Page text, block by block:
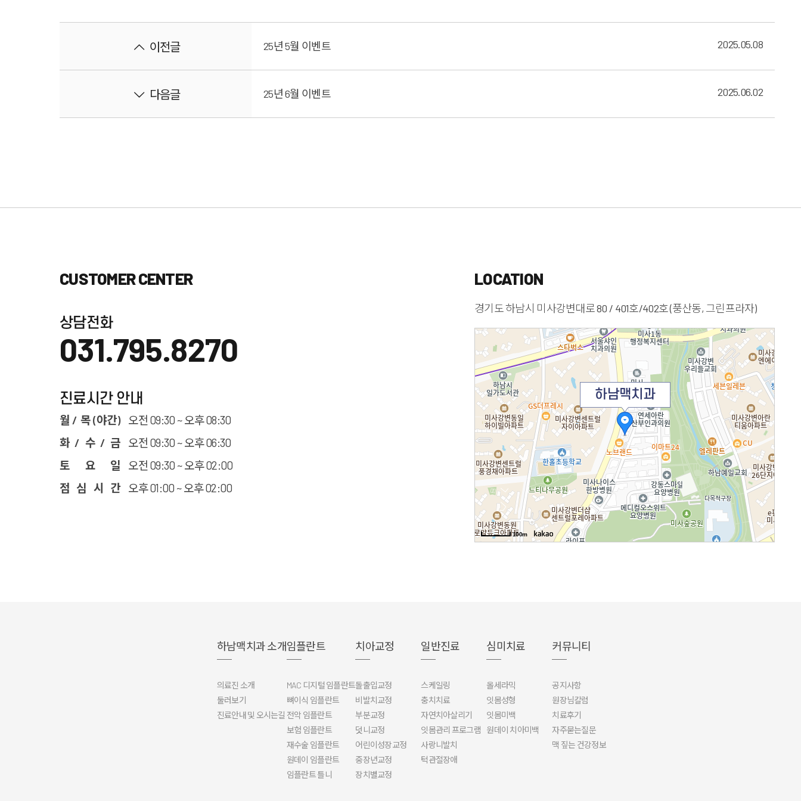
이전글 25년 5월 이벤트 2025.05.08
다음글 25년 6월 이벤트 2025.06.02
CUSTOMER CENTER
상담전화
031.795.8270
진료시간 안내
월 / 목 (야간)
오전 09:30 ~ 오후 08:30
화 / 수 / 금
오전 09:30 ~ 오후 06:30
토 요 일
오전 09:30 ~ 오후 02:00
점 심 시 간
오후 01:00 ~ 오후 02:00
LOCATION
경기도 하남시 미사강변대로 80 / 401호/402호 (풍산동, 그린프라자)
하남맥치과
100m
하남맥치과 소개
의료진 소개
둘러보기
진료안내 및 오시는길
임플란트
MAC 디지털 임플란트
뼈이식 임플란트
전악 임플란트
보험 임플란트
재수술 임플란트
원데이 임플란트
임플란트 틀니
치아교정
돌출입교정
비발치교정
부분교정
덧니교정
어린이성장교정
중장년교정
장치별교정
일반진료
스케일링
충치치료
자연치아살리기
잇몸관리 프로그램
사랑니발치
턱관절장애
심미치료
올세라믹
잇몸성형
잇몸미백
원데이 치아미백
커뮤니티
공지사항
원장님칼럼
치료후기
자주묻는질문
맥 짚는 건강정보